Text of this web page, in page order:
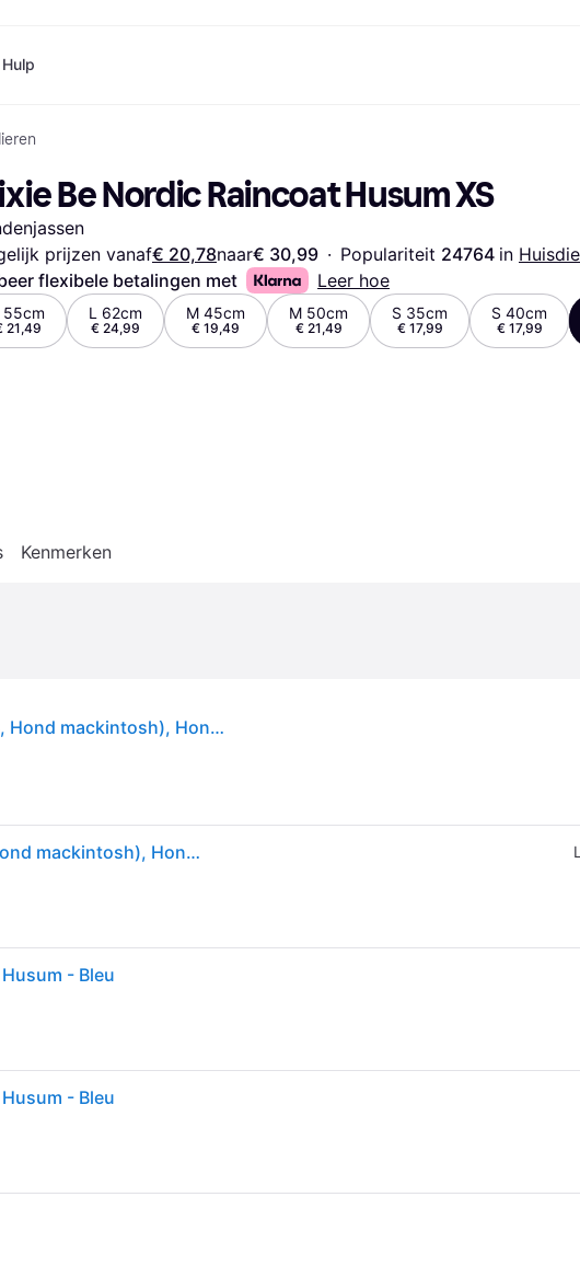
Betaal nu
Betaal in 3 delen
Betaal in 30 dagen
Winkeloverzicht
Lidmaatschappen
Saldo
Spaarrekeningen
Flex rekening
Winkels
Bol
Booking.com
H&M
Kruidvat
Gezondheid &
Schoonheid
Speelgoed
Huizen en Interieurs
Geluid & Beeld
Sport en Outdoor
Computers
Telefoons & Wearables
Kinderen en Familie
Vervoersmiddelen
Tuin en Terras
Keukenapparaten
Huishoudapparaten
Boeken, Films en Muziek
Hulp
Be Nordic Raincoat Husum XS
prijzen vanaf€ 20,78naar€ 30,99 · Populariteit 24764 in
flexibele betalingen met
Leer hoe
55cm
21,49
L 62cm
€ 24,99
M 45cm
€ 19,49
M 50cm
€ 21,49
S 35cm
€ 17,99
S 40cm
€ 17,99
Kenmerken
Trixie BE NORDIC Regenjas Husum (XS, Hond mackintosh), Hondenkleding
Trixie BE NORDIC Regenjas Husum (XS, Hond mackintosh), Hondenkleding
- Bleu
- Bleu